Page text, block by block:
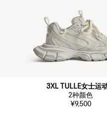
3XL TULLE女士运
2种颜色
¥9,500